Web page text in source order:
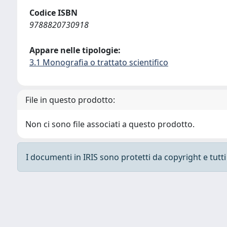
Codice ISBN
9788820730918
Appare nelle tipologie:
3.1 Monografia o trattato scientifico
File in questo prodotto:
Non ci sono file associati a questo prodotto.
I documenti in IRIS sono protetti da copyright e